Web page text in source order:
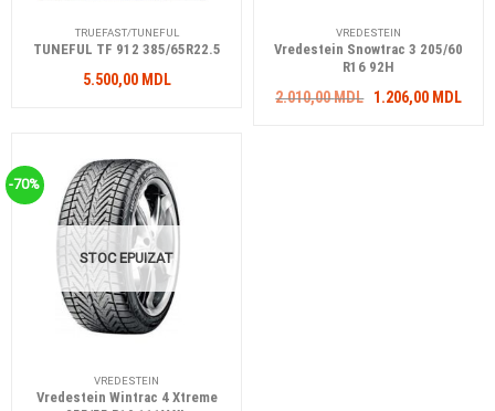
TRUEFAST/TUNEFUL
TUNEFUL TF 912 385/65R22.5
5.500,00 MDL
VREDESTEIN
Vredestein Snowtrac 3 205/60
R16 92H
2.010,00MDL
Prețul
1.206,00 MDL
-70%
STOC EPUIZAT
VREDESTEIN
Vredestein Wintrac 4 Xtreme